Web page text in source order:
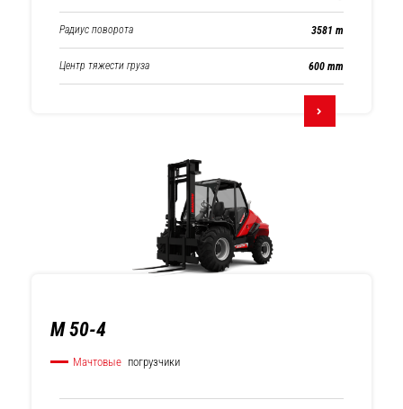
Радиус поворота 3581 m
Центр тяжести груза 600 mm
M 50-4
Мачтовые погрузчики